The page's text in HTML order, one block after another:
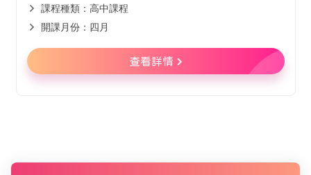
課程種類：高中課程
開課月份：四月
查看詳情